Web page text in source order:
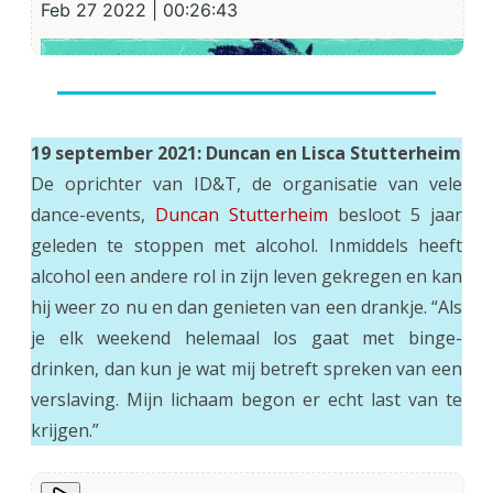
19 september 2021: Duncan en Lisca Stutterheim
De oprichter van ID&T, de organisatie van vele
dance-events, Duncan Stutterheim besloot 5 jaar
geleden te stoppen met alcohol. Inmiddels heeft
alcohol een andere rol in zijn leven gekregen en kan
hij weer zo nu en dan genieten van een drankje. “Als
je elk weekend helemaal los gaat met binge-
drinken, dan kun je wat mij betreft spreken van een
verslaving. Mijn lichaam begon er echt last van te
krijgen.”